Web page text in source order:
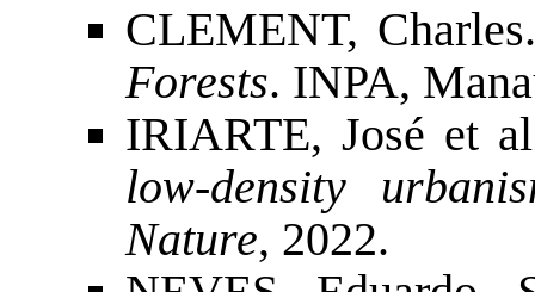
CLEMENT,
Forests. INPA,
IRIARTE, José et
low-density
Nature, 2022.